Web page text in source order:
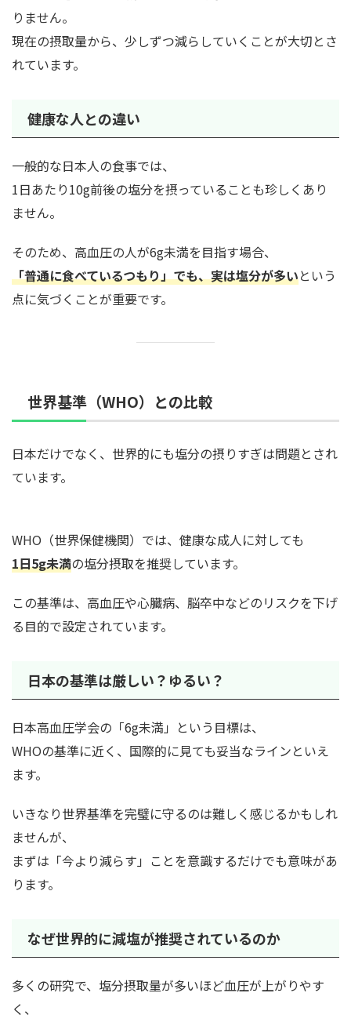
りません。
現在の摂取量から、少しずつ減らしていくことが大切とさ
れています。
健康な人との違い
一般的な日本人の食事では、
1日あたり10g前後の塩分を摂っていることも珍しくあり
ません。
そのため、高血圧の人が6g未満を目指す場合、
「普通に食べているつもり」でも、実は塩分が多いという
点に気づくことが重要です。
世界基準（WHO）との比較
日本だけでなく、世界的にも塩分の摂りすぎは問題とされ
ています。
WHO（世界保健機関）では、健康な成人に対しても
1日5g未満の塩分摂取を推奨しています。
この基準は、高血圧や心臓病、脳卒中などのリスクを下げ
る目的で設定されています。
日本の基準は厳しい？ゆるい？
日本高血圧学会の「6g未満」という目標は、
WHOの基準に近く、国際的に見ても妥当なラインといえ
ます。
いきなり世界基準を完璧に守るのは難しく感じるかもしれ
ませんが、
まずは「今より減らす」ことを意識するだけでも意味があ
ります。
なぜ世界的に減塩が推奨されているのか
多くの研究で、塩分摂取量が多いほど血圧が上がりやす
く、